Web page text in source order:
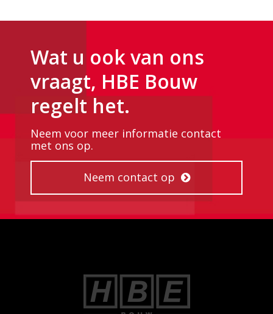
Wat u ook van ons
vraagt, HBE Bouw
regelt het.
Neem voor meer informatie contact
met ons op.
Neem contact op